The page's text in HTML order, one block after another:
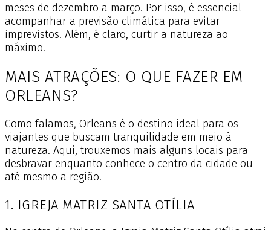
meses de dezembro a março. Por isso, é essencial
acompanhar a previsão climática para evitar
imprevistos. Além, é claro, curtir a natureza ao
máximo!
MAIS ATRAÇÕES: O QUE FAZER EM
ORLEANS?
Como falamos, Orleans é o destino ideal para os
viajantes que buscam tranquilidade em meio à
natureza. Aqui, trouxemos mais alguns locais para
desbravar enquanto conhece o centro da cidade ou
até mesmo a região.
1. IGREJA MATRIZ SANTA OTÍLIA